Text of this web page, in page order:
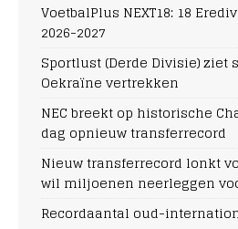
VoetbalPlus NEXT18: 18
2026-2027
Sportlust (Derde Divisie) ziet
Oekraïne vertrekken
NEC breekt op historische
dag opnieuw transferrecord
Nieuw transferrecord lonkt
wil miljoenen neerleggen
Recordaantal oud-